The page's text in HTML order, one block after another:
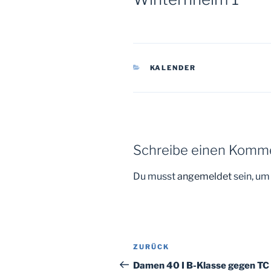
KATEGORIEN
KALENDER
Schreibe einen
Du musstangemeldetsein,
Beitragsnavigation
Vorheriger
Beitrag
ZURÜCK
Damen 40 I B-Klasse gegen TC